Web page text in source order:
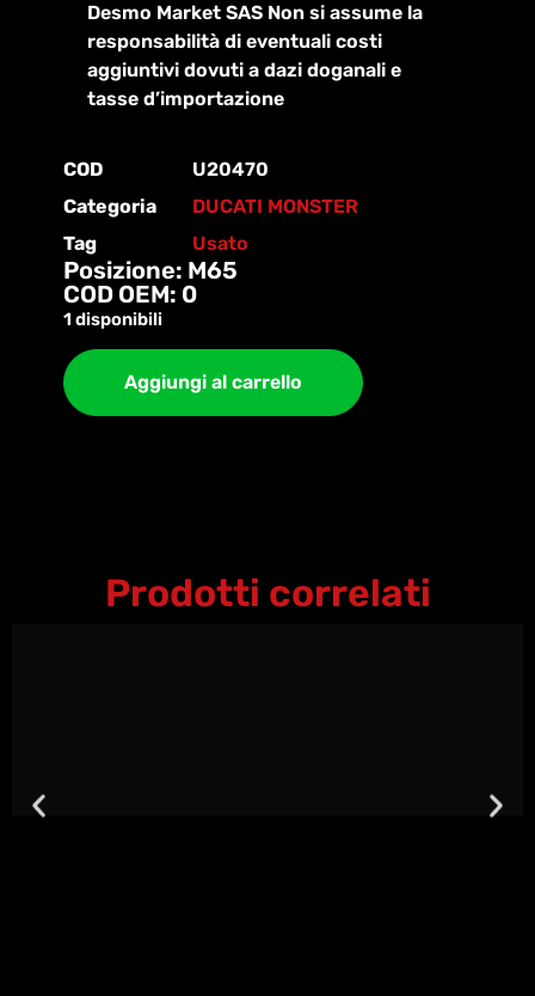
Desmo Market SAS Non si assume la
responsabilità di eventuali costi
aggiuntivi dovuti a dazi doganali e
tasse d’importazione
COD
U20470
Categoria
DUCATI MONSTER
Tag
Usato
Posizione: M65
COD OEM: 0
1 disponibili
Aggiungi al carrello
Prodotti correlati